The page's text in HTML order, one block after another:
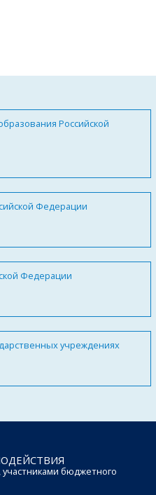
Российской
Федерации
Федерации
учреждениях
бюджетного